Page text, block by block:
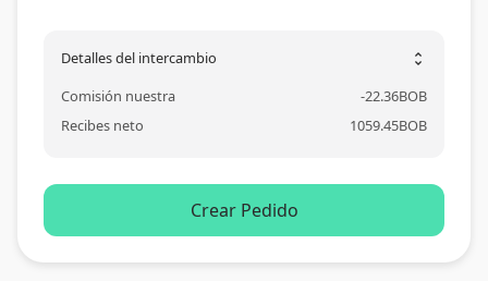
Detalles del intercambio unfold_more
Comisión nuestra -22.36BOB
Recibes neto
1059.45BOB
Crear Pedido